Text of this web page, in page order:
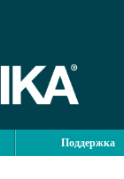
Поддержка